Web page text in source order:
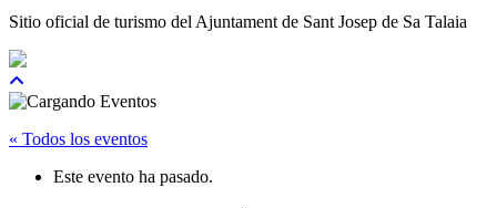
Sitio oficial de turismo del Ajuntament de Sant Josep de Sa Talaia
« Todos los eventos
Este evento ha pasado.